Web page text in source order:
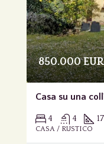
850.000 EUR
Casa su una
4 4
CASA / RUSTICO